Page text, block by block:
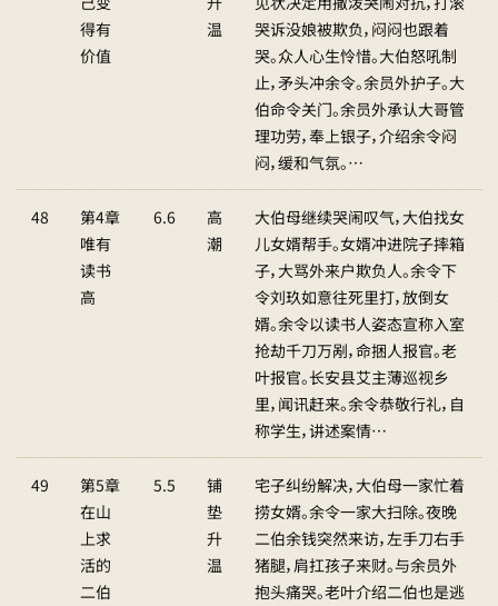
得有
价值
温
哭诉没娘被欺负，闷闷也跟着
哭。众人心生怜惜。大伯怒吼制
止，矛头冲余令。余员外护子。大
伯命令关门。余员外承认大哥管
理功劳，奉上银子，介绍余令闷
闷，缓和气氛。…
48
第4章
唯有
读书
高
6.6
高
潮
大伯母继续哭闹叹气，大伯找女
儿女婿帮手。女婿冲进院子摔箱
子，大骂外来户欺负人。余令下
令刘玖如意往死里打，放倒女
婿。余令以读书人姿态宣称入室
抢劫千刀万剐，命捆人报官。老
叶报官。长安县艾主薄巡视乡
里，闻讯赶来。余令恭敬行礼，自
称学生，讲述案情…
49
第5章
在山
上求
活的
二伯
5.5
铺
垫
升
温
宅子纠纷解决，大伯母一家忙着
捞女婿。余令一家大扫除。夜晚
二伯余钱突然来访，左手刀右手
猪腿，肩扛孩子来财。与余员外
抱头痛哭。老叶介绍二伯也是逃